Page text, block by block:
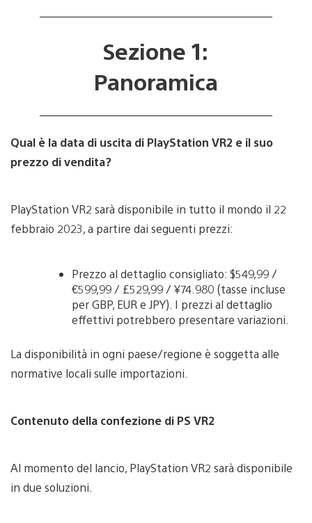
Sezione 1:
Panoramica
Qual è la data di uscita di PlayStation VR2 e il suo
prezzo di vendita?
PlayStation VR2 sarà disponibile in tutto il mondo il 22
febbraio 2023, a partire dai seguenti prezzi:
Prezzo al dettaglio consigliato: $549,99 /
€599,99 / £529,99 / ¥74.980 (tasse incluse
per GBP, EUR e JPY). I prezzi al dettaglio
effettivi potrebbero presentare variazioni.
La disponibilità in ogni paese/regione è soggetta alle
normative locali sulle importazioni.
Contenuto della confezione di PS VR2
Al momento del lancio, PlayStation VR2 sarà disponibile
in due soluzioni.